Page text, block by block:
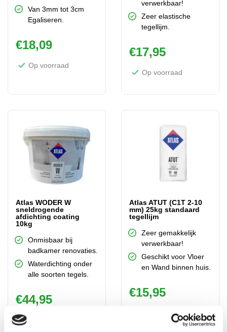
Van 3mm tot 3cm
Egaliseren.
€18,09
Op voorraad
verwerkbaar!
Zeer elastische
tegellijm.
€17,95
Op voorraad
Atlas WODER W
sneldrogende
afdichting coating
10kg
Onmisbaar bij
badkamer renovaties.
Waterdichting onder
alle soorten tegels.
€44,95
Atlas ATUT (C1T 2-10
mm) 25kg standaard
tegellijm
Zeer gemakkelijk
verwerkbaar!
Geschikt voor Vloer
en Wand binnen huis.
€15,95
Op voorraad